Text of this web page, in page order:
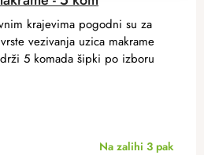
Na zalihi 3 pak
krajevima pogodni su za
vezivanja uzica makrame
5 komada šipki po izboru